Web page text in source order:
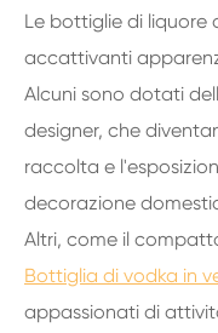
Le bottiglie di liquore
accattivanti
Alcuni sono dotati
designer, che
raccolta e
decorazione
Altri, come il
Bottiglia di vodka in
appassionati di